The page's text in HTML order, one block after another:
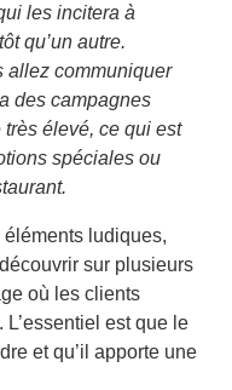
les incitera à
qu’un autre.
allez communiquer
des campagnes
élevé, ce qui est
spéciales ou
éléments ludiques,
sur plusieurs
où les clients
est que le
et qu’il apporte une